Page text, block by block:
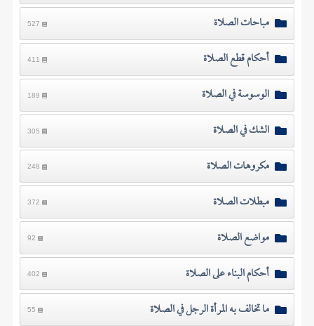
مباحات الصلاة 527
أحكام قطع الصلاة 411
الوسوسة في الصلاة 189
الشك في الصلاة 305
مكروهات الصلاة 248
مبطلات الصلاة 372
مواضع الصلاة 92
أحكام البناء على الصلاة 402
ما تخالف به المرأة الرجل في الصلاة 55